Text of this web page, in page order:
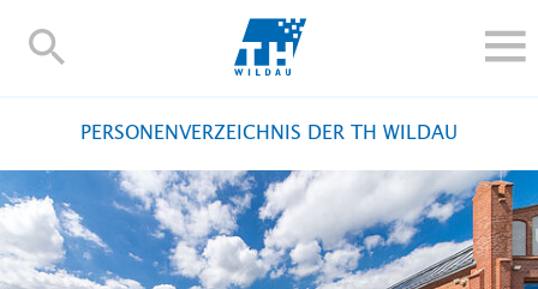
TH-
FORSCHUNG UND TRANSFER
ALUMNI
HOCHSCHULE
PERSONENVERZEICHNIS DER TH WILDAU